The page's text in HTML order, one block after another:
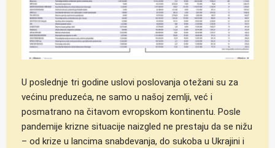
U poslednje tri godine uslovi poslovanja otežani su za
većinu preduzeća, ne samo u našoj zemlji, već i
posmatrano na čitavom evropskom kontinentu. Posle
pandemije krizne situacije naizgled ne prestaju da se nižu
– od krize u lancima snabdevanja, do sukoba u Ukrajini i